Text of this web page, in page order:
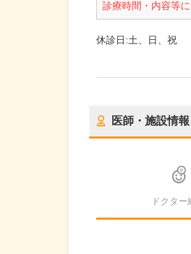
診療時間・内容等
休診日:土、日、祝
医師・施設情報
ドクター